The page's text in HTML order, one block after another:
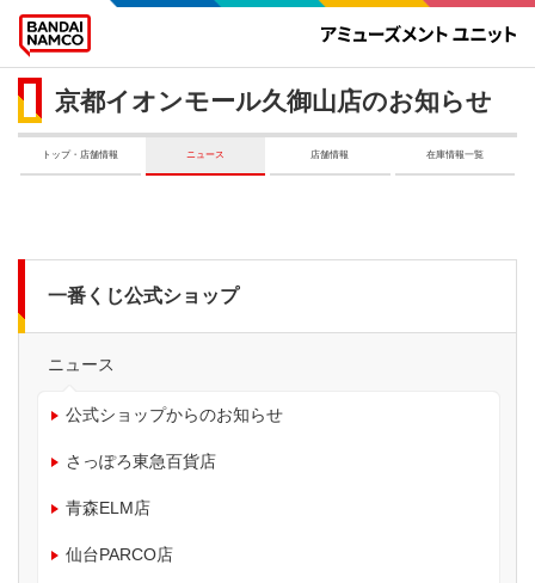
京都イオンモール久御山店のお知らせ
トップ・店舗情報 ニュース 店舗情報 在庫情報一覧
一番くじ公式ショップ
ニュース
公式ショップからのお知らせ
さっぽろ東急百貨店
青森ELM店
仙台PARCO店